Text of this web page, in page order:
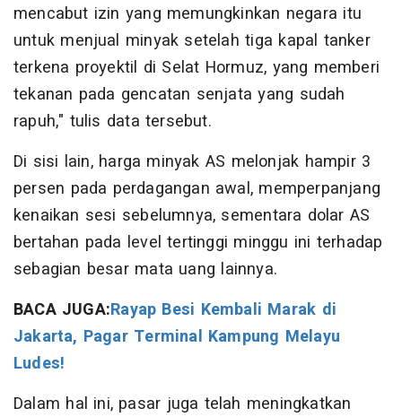
mencabut izin yang memungkinkan negara itu
untuk menjual minyak setelah tiga kapal tanker
terkena proyektil di Selat Hormuz, yang memberi
tekanan pada gencatan senjata yang sudah
rapuh," tulis data tersebut.
Di sisi lain, harga minyak AS melonjak hampir 3
persen pada perdagangan awal, memperpanjang
kenaikan sesi sebelumnya, sementara dolar AS
bertahan pada level tertinggi minggu ini terhadap
sebagian besar mata uang lainnya.
BACA JUGA:Rayap Besi Kembali Marak di
Jakarta, Pagar Terminal Kampung Melayu
Ludes!
Dalam hal ini, pasar juga telah meningkatkan